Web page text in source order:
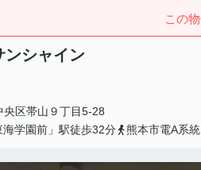
この
ンシャイン
央区帯山 ９丁目5-28
海学園前」駅徒歩32分
熊本市電A系